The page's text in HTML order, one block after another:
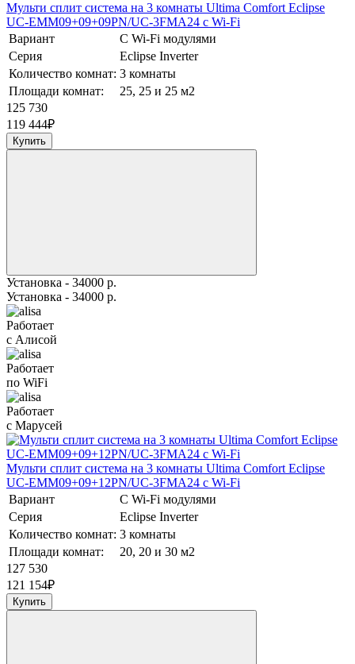
Мульти сплит система на 3 комнаты Ultima Comfort Eclipse
UC-EMM09+09+09PN/UC-3FMA24 с Wi-Fi
Вариант
С Wi-Fi модулями
Серия
Eclipse Inverter
Количество комнат: 3 комнаты
Площади комнат:
25, 25 и 25 м2
125 730
119 444₽
Купить
Установка - 34000 р.
Установка - 34000 р.
Работает
с Алисой
Работает
по WiFi
Работает
с Марусей
Мульти сплит система на 3 комнаты Ultima Comfort Eclipse
UC-EMM09+09+12PN/UC-3FMA24 с Wi-Fi
Вариант
С Wi-Fi модулями
Серия
Eclipse Inverter
Количество комнат: 3 комнаты
Площади комнат:
20, 20 и 30 м2
127 530
121 154₽
Купить